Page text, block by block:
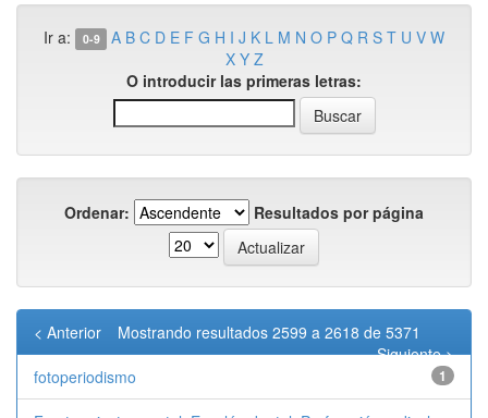
Ir a: 0-9 A B C D E F G H I J K L M N O P Q R S T U V W
X Y Z
O introducir las primeras letras:
Ordenar: Resultados por página
Mostrando resultados 2599 a 2618 de 5371
< Anterior
Siguiente >
fotoperiodismo
1